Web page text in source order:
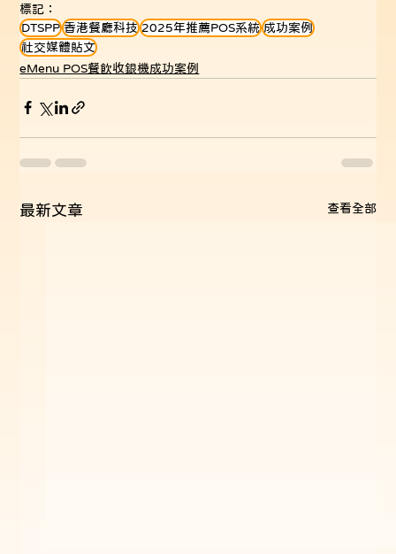
標記：
DTSPP 香港餐廳科技 2025年推薦POS系統 成功案例
社交媒體貼文
eMenu POS餐飲收銀機成功案例
最新文章 查看全部